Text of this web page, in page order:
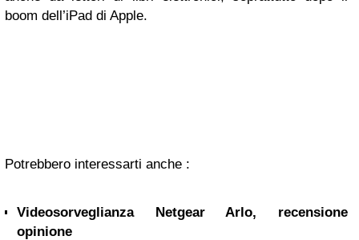
boom dell’iPad di Apple.
Potrebbero interessarti anche :
Videosorveglianza Netgear Arlo, recensione
opinione